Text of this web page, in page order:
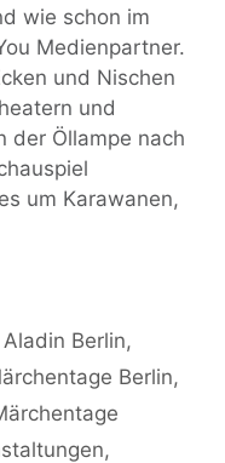
wie schon im
Medienpartner.
und Nischen
und
der Öllampe nach
um Karawanen,
Aladin Berlin,
Berlin,
,